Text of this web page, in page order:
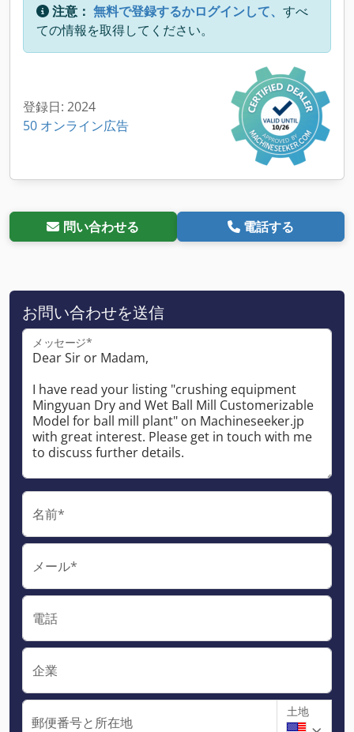
注意： 無料で登録するかログインして、 すべ
ての情報を取得してください。
登録日: 2024
50 オンライン広告
問い合わせる 電話する
お問い合わせを送信
メッセージ*
名前*
メール*
電話
企業
郵便番号と所在地
土地